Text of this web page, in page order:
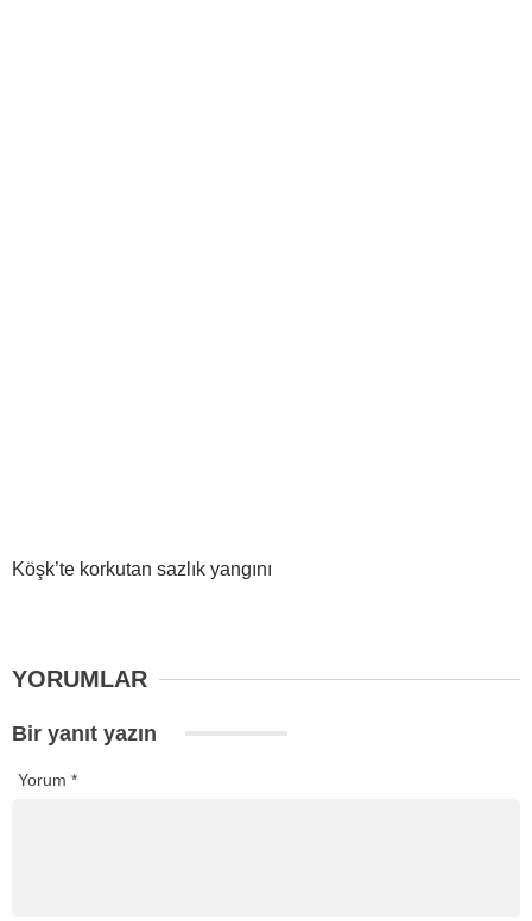
Köşk’te korkutan sazlık yangını
YORUMLAR
Bir yanıt yazın
Yorum *